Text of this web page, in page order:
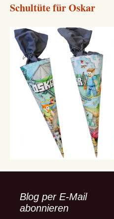
Schultüte für Oskar
Blog per E-Mail
abonnieren